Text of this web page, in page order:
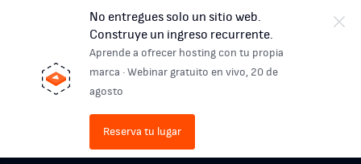
No entregues solo un sitio web.
Construye un ingreso recurrente.
Aprende a ofrecer hosting con tu propia
marca · Webinar gratuito en vivo, 20 de
agosto
Reserva tu lugar